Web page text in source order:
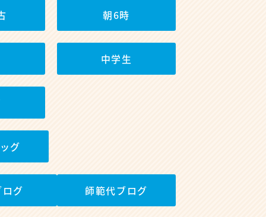
朝6時
中学生
グ
グ 師範代ブログ